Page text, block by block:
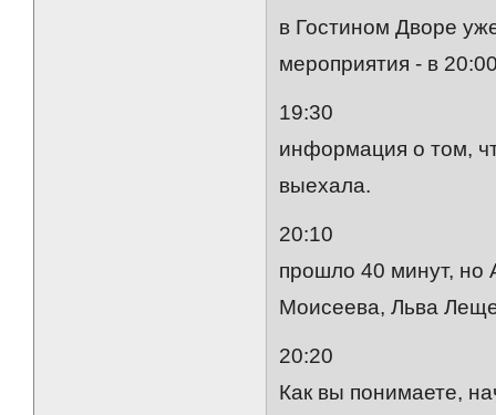
в Гостином Дворе
мероприятия - в
19:30
информация о том,
выехала.
20:10
прошло 40 минут, но
Моисеева, Льва
20:20
Как вы понимаете,